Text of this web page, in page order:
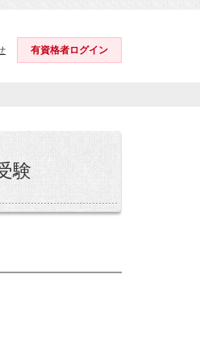
有資格者ログイン
験